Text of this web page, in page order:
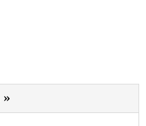
»
Pecahkan